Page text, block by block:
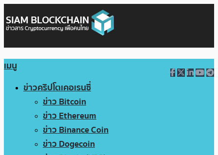
เมนู
ข่าวคริปโตเคอเรนซี่
ข่าว Bitcoin
ข่าว Ethereum
ข่าว Binance Coin
ข่าว Dogecoin